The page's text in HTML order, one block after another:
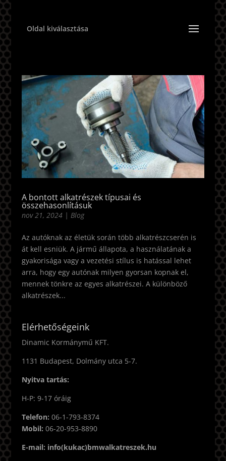
Oldal kiválasztása
A bontott alkatrészek típusai és
összehasonlításuk
nov 21, 2024| Blog
Az autóknak az életük során több alkatrészcserén is
át kell esniük. A jármű állapota, a használatának a
gyakorisága vagy a vezetési stílus is hatással lehet
arra, hogy egy autónak milyen gyorsan kopnak el,
mennek tönkre az egyes alkatrészei. A különböző
alkatrészek...
Elérhetőségeink
Dinamic Kormánymű KFT.
1131 Budapest, Dolmány utca 5-7.
Nyitva tartás:
H-P: 9-17 óráig
Telefon: 06-1-793-8374
Mobil: 06-20-953-8890
E-mail: info(kukac)bmwalkatreszek.hu